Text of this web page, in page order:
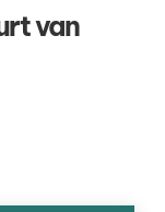
van